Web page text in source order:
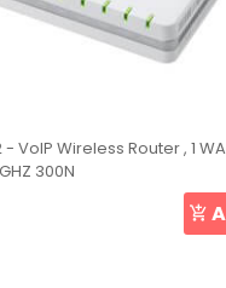
- VoIP Wireless Router , 1
300N